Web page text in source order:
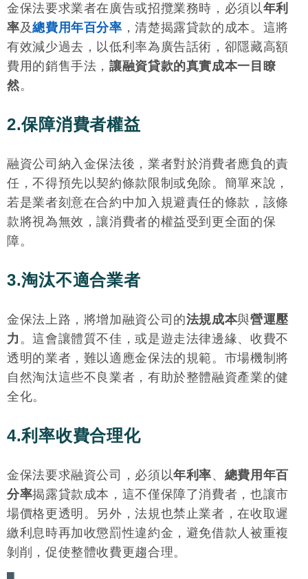
金保法要求業者在廣告或招攬業務時，必須以年利
率及總費用年百分率 ，清楚揭露貸款的成本。這將
有效減少過去，以低利率為廣告話術，卻隱藏高額
費用的銷售手法，讓融資貸款的真實成本一目瞭
然。
2.保障消費者權益
融資公司納入金保法後，業者對於消費者應負的責
任，不得預先以契約條款限制或免除。簡單來說，
若是業者刻意在合約中加入規避責任的條款，該條
款將視為無效，讓消費者的權益受到更全面的保
障。
3.淘汰不適合業者
金保法上路，將增加融資公司的法規成本與營運壓
力 。這會讓體質不佳，或是遊走法律邊緣、收費不
透明的業者，難以適應金保法的規範。市場機制將
自然淘汰這些不良業者，有助於整體融資產業的健
全化。
4.利率收費合理化
金保法要求融資公司，必須以年利率、 總費用年百
分率揭露貸款成本，這不僅保障了消費者，也讓市
場價格更透明。另外，法規也禁止業者，在收取遲
繳利息時再加收懲罰性違約金，避免借款人被重複
剝削，促使整體收費更趨合理。